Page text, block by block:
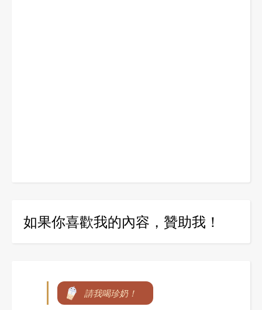
如果你喜歡我的內容，贊助我！
請我喝珍奶！